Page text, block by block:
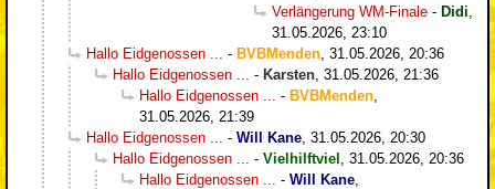
Verlängerung WM-Finale - Didi
31.05.2026, 23:10
Hallo Eidgenossen ...
- BVBMenden 31.05.2026, 20:36
Hallo Eidgenossen ...
- Karsten 31.05.2026, 21:36
Hallo Eidgenossen ...
- BVBMenden
31.05.2026, 21:39
Hallo Eidgenossen ...
- Will Kane 31.05.2026, 20:30
Hallo Eidgenossen ...
- Vielhilftviel
31.05.2026, 20:36
Hallo Eidgenossen ...
- Will Kane